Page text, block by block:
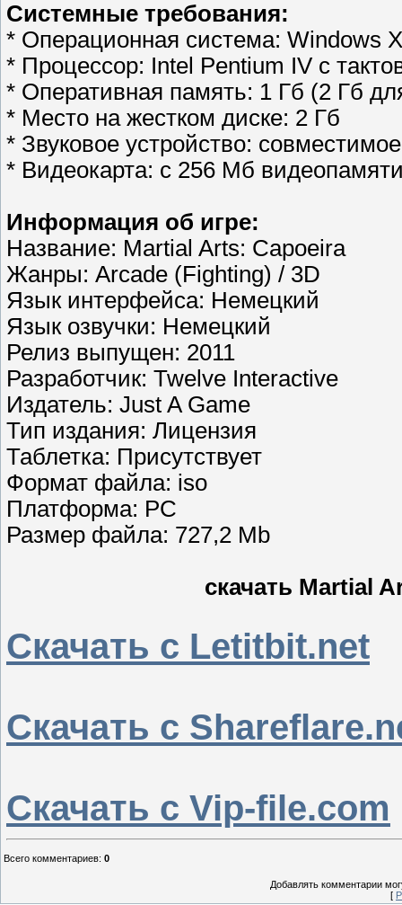
Системные требования:
* Операционная система: Windows
* Процессор: Intel Pentium IV с
* Оперативная память: 1 Гб (2 Гб
* Место на жестком диске: 2 Гб
* Звуковое устройство:
* Видеокарта: с 256 Мб
Информация об игре:
Название: Martial Arts: Capoeira
Жанры: Arcade (Fighting) / 3D
Язык интерфейса: Немецкий
Язык озвучки: Немецкий
Релиз выпущен: 2011
Разработчик: Twelve Interactive
Издатель: Just A Game
Тип издания: Лицензия
Таблетка: Присутствует
Формат файла: iso
Платформа: PC
Размер файла: 727,2 Mb
скачать Martial
Скачать с Letitbit.net
Скачать с
Скачать с Vip-file.com
Всего комментариев: 0
Добавлять комментарии
[